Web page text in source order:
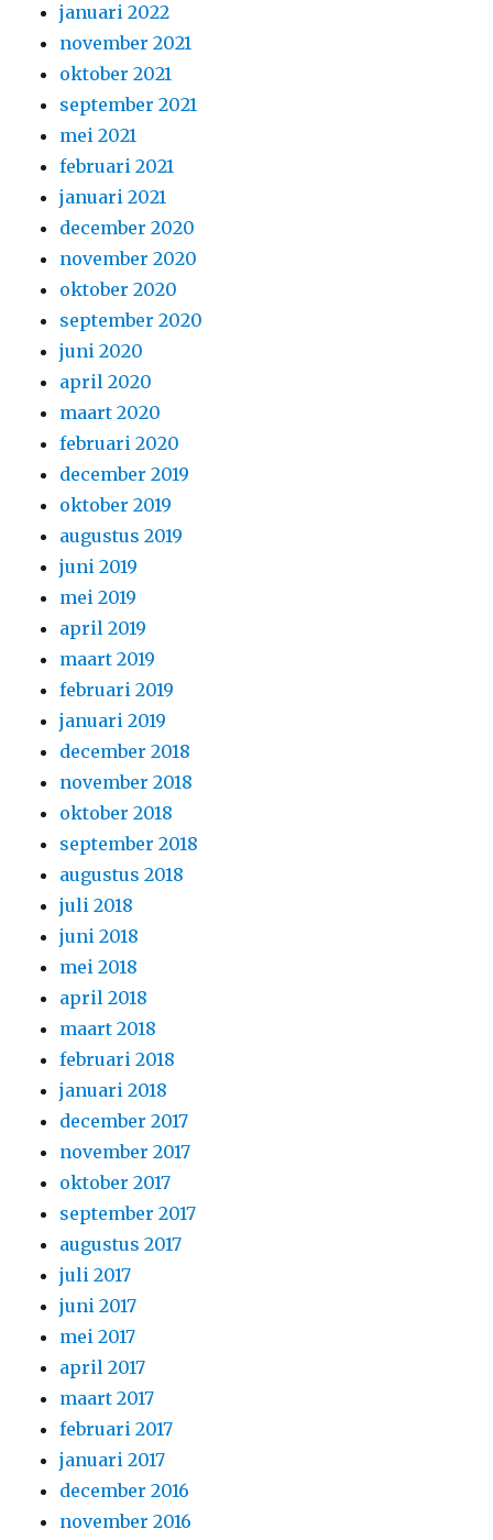
januari 2022
november 2021
oktober 2021
september 2021
mei 2021
februari 2021
januari 2021
december 2020
november 2020
oktober 2020
september 2020
juni 2020
april 2020
maart 2020
februari 2020
december 2019
oktober 2019
augustus 2019
juni 2019
mei 2019
april 2019
maart 2019
februari 2019
januari 2019
december 2018
november 2018
oktober 2018
september 2018
augustus 2018
juli 2018
juni 2018
mei 2018
april 2018
maart 2018
februari 2018
januari 2018
december 2017
november 2017
oktober 2017
september 2017
augustus 2017
juli 2017
juni 2017
mei 2017
april 2017
maart 2017
februari 2017
januari 2017
december 2016
november 2016